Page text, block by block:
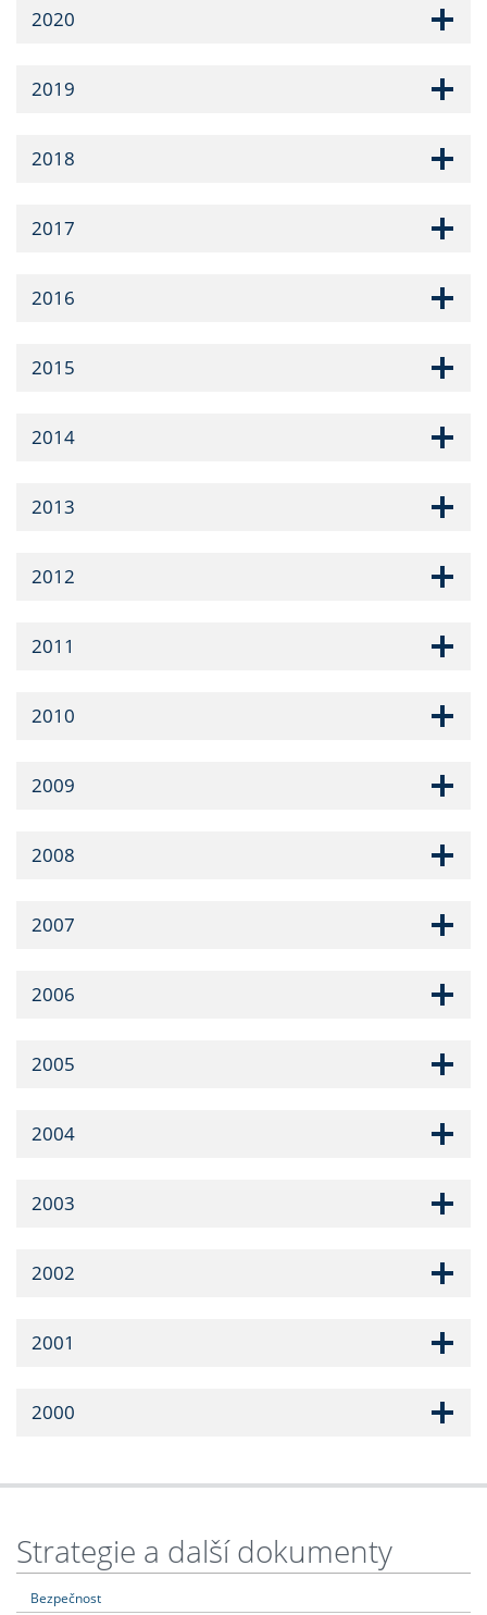
2020
2019
2018
2017
2016
2015
2014
2013
2012
2011
2010
2009
2008
2007
2006
2005
2004
2003
2002
2001
2000
Strategie a další dokumenty
Bezpečnost